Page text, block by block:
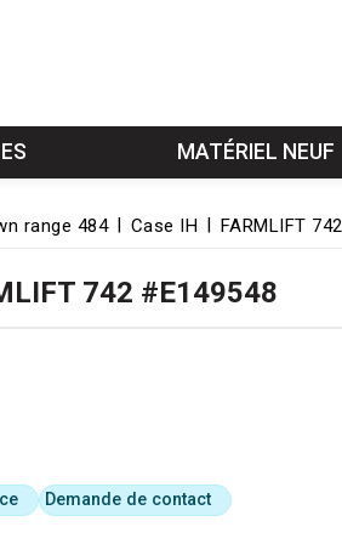
MATÉRIEL NEUF
range 484 Case IH FARMLIFT 742
742 #E149548
Demande de contact